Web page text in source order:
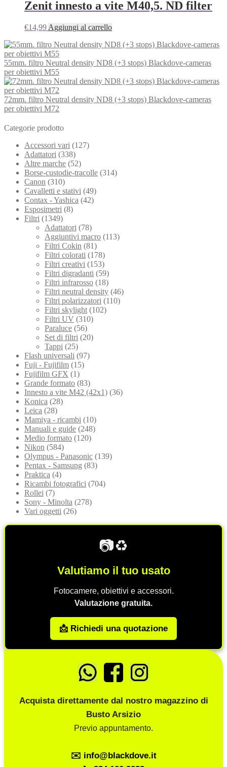
Zenit innesto a vite M40,5. ND filter
€14,99 Aggiungi al carrello
55mm. filtro Neutral density ND8 (+3 stops) Blackdove-cameras
per obiettivi M55
72mm. filtro Neutral density ND8 (+3 stops) Blackdove-cameras
per obiettivi M72
Categorie prodotto
Accessori vari (127)
Adattatori (338)
Altre marche (52)
Borse-custodie-tracolle (314)
Canon (310)
Cavalletti e stativi (49)
Contax - Yashica (42)
Esposimetri (8)
Filtri (1349)
Adattatori (78)
Aggiuntivi macro (113)
Filtri Cokin (81)
Filtri colorati (178)
Filtri creativi (153)
Filtri digradanti (59)
Filtri infrarosso (18)
Filtri neutral density (46)
Filtri polarizzatori (110)
Filtri skylight (102)
Filtri UV (310)
Paraluce (56)
Set di filtri (20)
Tappi (25)
Flash universali (97)
Fuji - Fujifilm (15)
Fujifilm GFX (1)
Grande formato (83)
Innesto a vite M42 (42x1) (36)
Konica (28)
Leica (28)
Mamiya - ricambi (10)
Manuali e guide (248)
Medio formato (120)
Nikon (584)
Olympus - Panasonic (139)
Pentax - Samsung (83)
Praktica (4)
Ricambi fotografici (704)
Rollei (7)
Sony - Minolta (278)
Vari oggetti (26)
📷♻️
Valutiamo il tuo usato
Fotocamere, obiettivi e accessori.
Valutazione gratuita.
📩 Richiedi una quotazione
Acquista direttamente dal nostro magazzino di
Busto Arsizio
Previo appuntamento.
✉️ info@blackdove.it